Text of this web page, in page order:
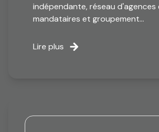
indépendante, réseau d'agences
mandataires et groupement...
Lire plus